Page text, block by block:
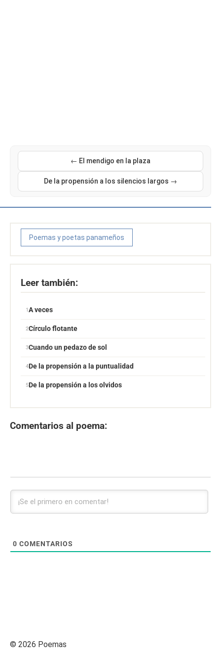
← El mendigo en la plaza
De la propensión a los silencios largos →
Poemas y poetas panameños
Leer también:
A veces
Círculo flotante
Cuando un pedazo de sol
De la propensión a la puntualidad
De la propensión a los olvidos
Comentarios al poema:
0 COMENTARIOS
© 2026 Poemas